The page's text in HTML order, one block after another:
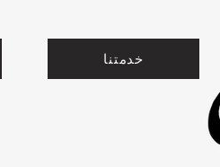
خدمتنا